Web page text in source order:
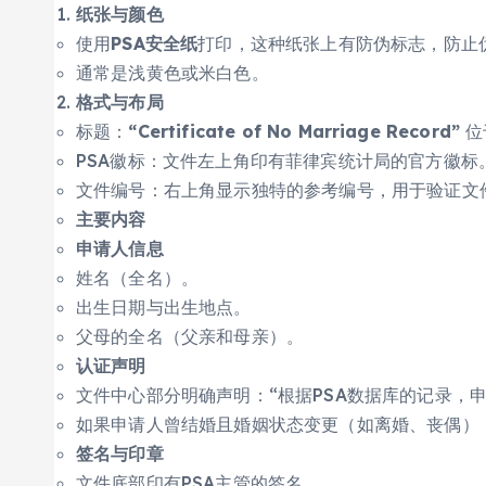
纸张与颜色
使用PSA安全纸打印，这种纸张上有防伪标志，防止
通常是浅黄色或米白色。
格式与布局
标题： “Certificate of No Marriage Record”
PSA徽标：文件左上角印有菲律宾统计局的官方徽标
文件编号：右上角显示独特的参考编号，用于验证文
主要内容
申请人信息
姓名（全名）。
出生日期与出生地点。
父母的全名（父亲和母亲）。
认证声明
文件中心部分明确声明：“根据PSA数据库的记录，
如果申请人曾结婚且婚姻状态变更（如离婚、丧偶
签名与印章